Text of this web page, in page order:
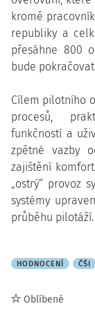
kromě
republiky a
přesáhne 800
bude
Cílem pilotního
procesů,
funkčností a
zpětné vazby
zajištění
„ostrý“ provoz
systémy
průběhu pilotáží.
HODNOCENÍ ČŠI
Oblíbené